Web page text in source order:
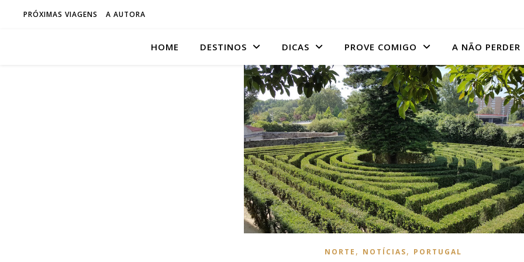
PRÓXIMAS VIAGENS A AUTORA
HOME DESTINOS DICAS PROVE COMIGO A NÃO PERDER
NORTE , NOTÍCIAS, PORTUGAL